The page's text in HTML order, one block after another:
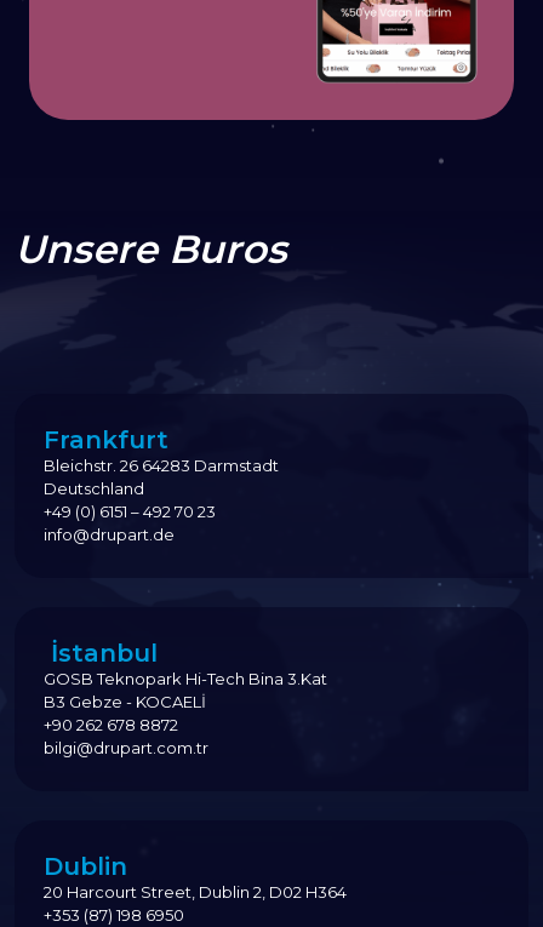
Unsere Buros
Frankfurt
Bleichstr. 26 64283 Darmstadt
Deutschland
+49 (0) 6151 – 492 70 23
info@drupart.de
İstanbul
GOSB Teknopark Hi-Tech Bina 3.Kat
B3 Gebze - KOCAELİ
+90 262 678 8872
bilgi@drupart.com.tr
Dublin
20 Harcourt Street, Dublin 2, D02 H364
+353 (87) 198 6950